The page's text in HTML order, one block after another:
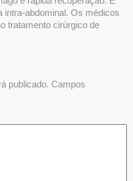
intra-abdominal. Os médicos
tratamento cirúrgico de
publicado. Campos